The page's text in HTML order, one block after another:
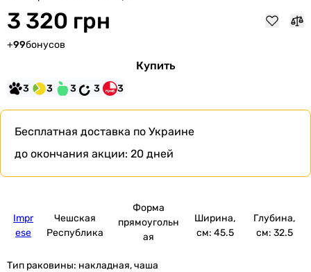
3 320 грн
+99бонусов
Купить
3 3 3 3 3
Бесплатная доставка по Украине
до окончания акции: 20 дней
Impr
ese
Чешская
Республика
Форма
прямоугольн
ая
Ширина,
см: 45.5
Глубина,
см: 32.5
Тип раковины: накладная, чаша